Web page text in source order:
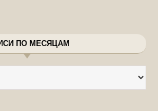
ПО МЕСЯЦАМ